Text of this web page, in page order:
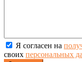
Я согласен на
своих персональных